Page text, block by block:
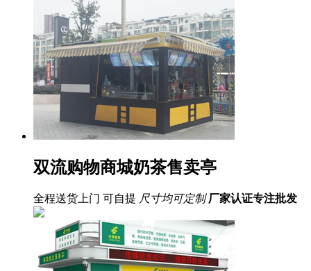
双流购物商城奶茶售卖亭
全程送货上门 可自提 尺寸均可定制 厂家认证专注批发